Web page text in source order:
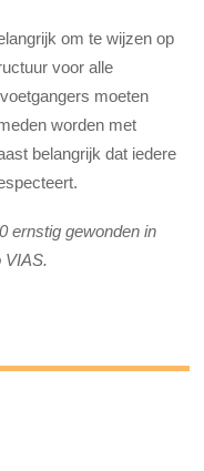
om te wijzen op
voor alle
moeten
worden met
belangrijk dat iedere
ernstig gewonden in
VIAS.